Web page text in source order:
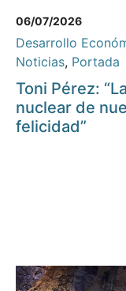
06/07/2026
Desarrollo
Noticias, Portada
Toni Pérez:
nuclear de
felicidad”